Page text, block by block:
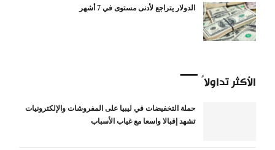
الدولار يتراجع لأدنى مستوى في 7 أشهر
الأكثر تداولاً
حملة التخفيضات في ليبيا على المفروشات والإلكترونيات
تشهد إقبالا واسعا مع غياب الأسباب